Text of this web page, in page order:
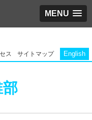
MENU
ス サイトマップ English